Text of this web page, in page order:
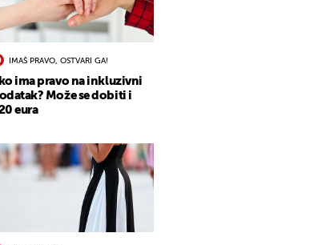
IMAŠ PRAVO, OSTVARI GA!
ima pravo na inkluzivni
Može se dobiti i
eura